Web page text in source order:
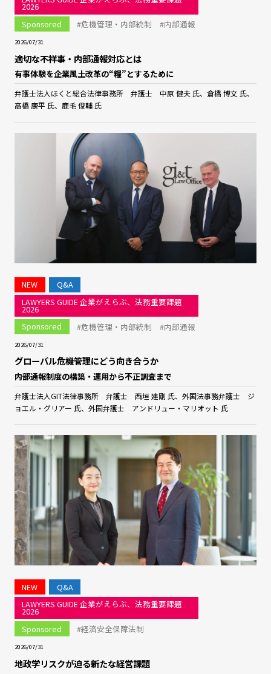
2026
Sponsored
#危機管理・内部統制 #内部通報
2026/07/31
適切な不祥事・内部通報対応とは
有事体験を企業風土改革の“糧”とするために
弁護士法人ほくと総合法律事務所 弁護士 中原 健夫 氏、倉橋 博文 氏、
高橋 康平 氏、鹿毛 俊輔 氏
NEW
Q&A
LAWYERS GUIDE 企業がえらぶ、法務重要課題
2026
Sponsored
#危機管理・内部統制 #内部通報
2026/07/31
グローバル危機管理にどう向き合うか
内部通報制度の構築・運用から不正調査まで
弁護士法人GIT法律事務所 弁護士 西垣 建剛 氏、外国法事務弁護士 ジ
ョエル・グリアー 氏、外国弁護士 アンドリュー・マリオット 氏
NEW
Q&A
LAWYERS GUIDE 企業がえらぶ、法務重要課題
2026
Sponsored
#経済安全保障法制
2026/07/31
地政学リスクが迫る新たな経営課題